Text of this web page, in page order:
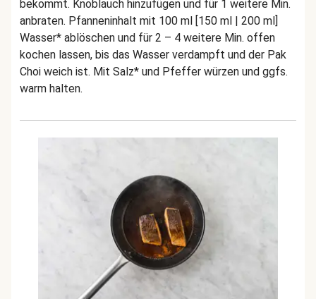
bekommt. Knoblauch hinzufügen und für 1 weitere Min.
anbraten. Pfanneninhalt mit 100 ml [150 ml | 200 ml]
Wasser* ablöschen und für 2 – 4 weitere Min. offen
kochen lassen, bis das Wasser verdampft und der Pak
Choi weich ist. Mit Salz* und Pfeffer würzen und ggfs.
warm halten.